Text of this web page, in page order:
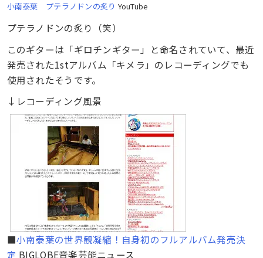
小南泰葉 プテラノドンの炙り YouTube
プテラノドンの炙り（笑）
このギターは「ギロチンギター」と命名されていて、最近
発売された1stアルバム「キメラ」のレコーディングでも
使用されたそうです。
↓レコーディング風景
■小南泰葉の世界観凝縮！自身初のフルアルバム発売決
定 BIGLOBE音楽芸能ニュース